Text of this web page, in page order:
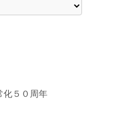
化５０周年